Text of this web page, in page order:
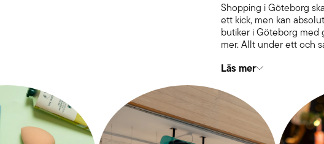
Shopping i Göteborg
ett kick, men kan
butiker i Göteborg med
mer. Allt under ett och
Läs mer